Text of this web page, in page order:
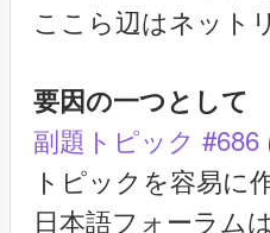
ここら辺はネット
要因の一つとして
副題トピック #686
トピックを容易に
日本語フォーラム